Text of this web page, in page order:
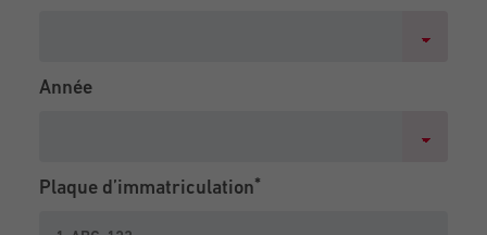
Année
Plaque d’immatriculation